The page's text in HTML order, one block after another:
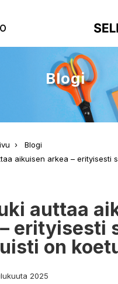
Blogi
Blogi
aikuisen arkea – erityisesti
auttaa
erityisesti
on
2025